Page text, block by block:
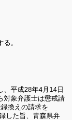
。
、平成28年4月14日
対象弁護士は懲戒請
換えの請求を
した旨、青森県弁